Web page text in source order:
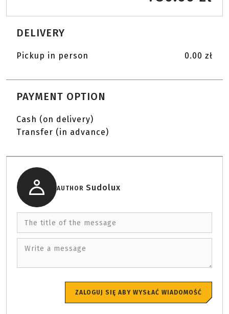
DELIVERY
Pickup in person 0.00 zł
PAYMENT OPTION
Cash (on delivery)
Transfer (in advance)
AUTHOR Sudolux
The title of the message
Write a message
ZALOGUJ SIĘ ABY WYSŁAĆ WIADOMOŚĆ